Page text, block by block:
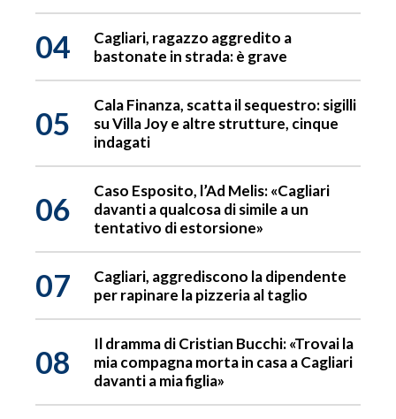
04
Cagliari, ragazzo aggredito a
bastonate in strada: è grave
05
Cala Finanza, scatta il sequestro: sigilli
su Villa Joy e altre strutture, cinque
indagati
06
Caso Esposito, l’Ad Melis: «Cagliari
davanti a qualcosa di simile a un
tentativo di estorsione»
07
Cagliari, aggrediscono la dipendente
per rapinare la pizzeria al taglio
08
Il dramma di Cristian Bucchi: «Trovai la
mia compagna morta in casa a Cagliari
davanti a mia figlia»